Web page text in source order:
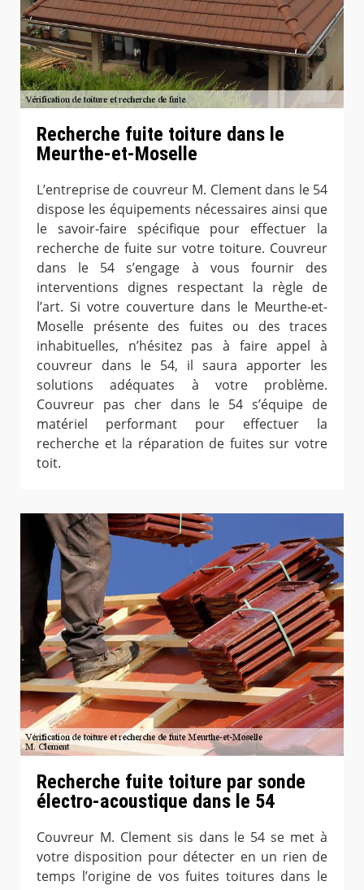
Recherche fuite toiture dans le
Meurthe-et-Moselle
L’entreprise de couvreur M. Clement dans le 54
dispose les équipements nécessaires ainsi que
le savoir-faire spécifique pour effectuer la
recherche de fuite sur votre toiture. Couvreur
dans le 54 s’engage à vous fournir des
interventions dignes respectant la règle de
l’art. Si votre couverture dans le Meurthe-et-
Moselle présente des fuites ou des traces
inhabituelles, n’hésitez pas à faire appel à
couvreur dans le 54, il saura apporter les
solutions adéquates à votre problème.
Couvreur pas cher dans le 54 s’équipe de
matériel performant pour effectuer la
recherche et la réparation de fuites sur votre
toit.
Recherche fuite toiture par sonde
électro-acoustique dans le 54
Couvreur M. Clement sis dans le 54 se met à
votre disposition pour détecter en un rien de
temps l’origine de vos fuites toitures dans le